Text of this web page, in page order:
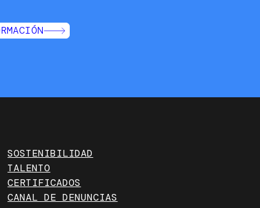
SOSTENIBILIDAD
TALENTO
CERTIFICADOS
CANAL DE DENUNCIAS